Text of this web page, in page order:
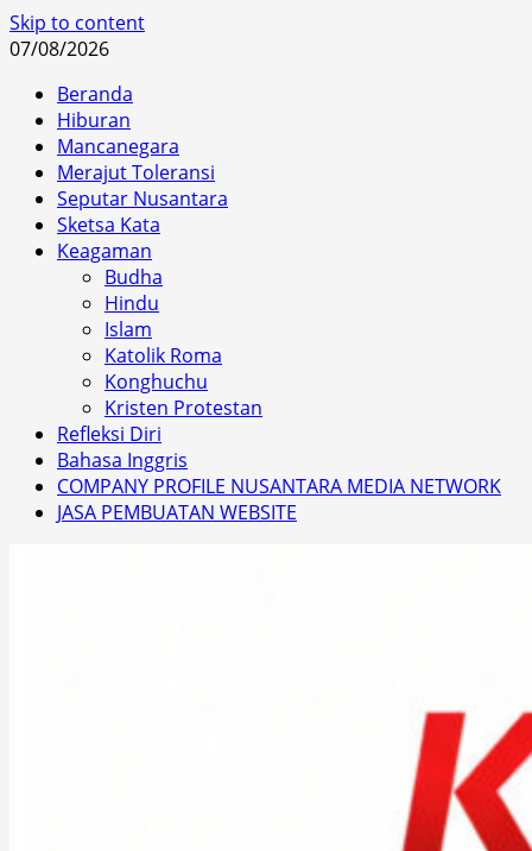
Skip to content
07/08/2026
Beranda
Hiburan
Mancanegara
Merajut Toleransi
Seputar Nusantara
Sketsa Kata
Keagaman
Budha
Hindu
Islam
Katolik Roma
Konghuchu
Kristen Protestan
Refleksi Diri
Bahasa Inggris
COMPANY PROFILE NUSANTARA MEDIA NETWORK
JASA PEMBUATAN WEBSITE